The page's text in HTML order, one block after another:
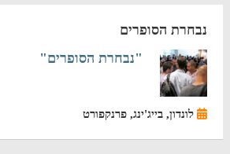
נבחרת הסופרים
"נבחרת הסופרים"
לונדון, בייג'ינג, פרנקפורט